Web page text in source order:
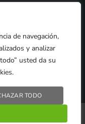
de navegación,
y analizar
usted da su
TODO
keyboard_arrow_right
SL